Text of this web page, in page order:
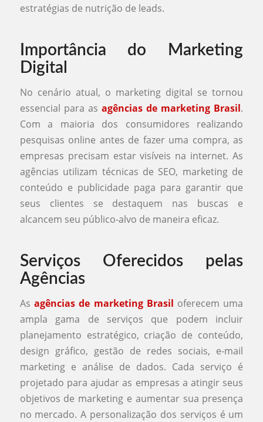
estratégias de nutrição de leads.
Importância do Marketing
Digital
No cenário atual, o marketing digital se tornou
essencial para as agências de marketing Brasil.
Com a maioria dos consumidores realizando
pesquisas online antes de fazer uma compra, as
empresas precisam estar visíveis na internet. As
agências utilizam técnicas de SEO, marketing de
conteúdo e publicidade paga para garantir que
seus clientes se destaquem nas buscas e
alcancem seu público-alvo de maneira eficaz.
Serviços Oferecidos pelas
Agências
As agências de marketing Brasil oferecem uma
ampla gama de serviços que podem incluir
planejamento estratégico, criação de conteúdo,
design gráfico, gestão de redes sociais, e-mail
marketing e análise de dados. Cada serviço é
projetado para ajudar as empresas a atingir seus
objetivos de marketing e aumentar sua presença
no mercado. A personalização dos serviços é um